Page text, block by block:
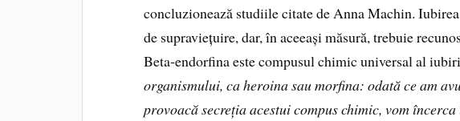
concluzionează studiile citate de Anna Machin.
de supraviețuire, dar, în aceeași măsură, trebuie
Beta‑endorfina este compusul chimic universal al
organismului, ca heroina sau morfina: odată ce am
provoacă secreția acestui compus chimic, vom